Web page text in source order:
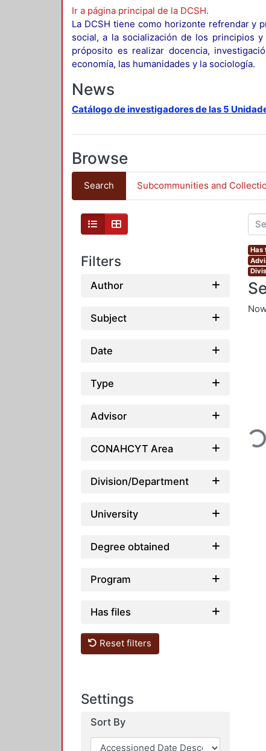
Ir a página principal de la DCSH.
La DCSH tiene como horizonte refrendar y
social, a la socialización de los principios
próposito es realizar docencia,
economía, las humanidades y la sociología.
News
Catálogo de investigadores de las 5
Browse
Search Subcommunities and
Filters
Author
Subject
Date
Type
Advisor
CONAHCYT Area
Division/Department
University
Degree obtained
Program
Has files
Reset filters
Settings
Sort By
Has